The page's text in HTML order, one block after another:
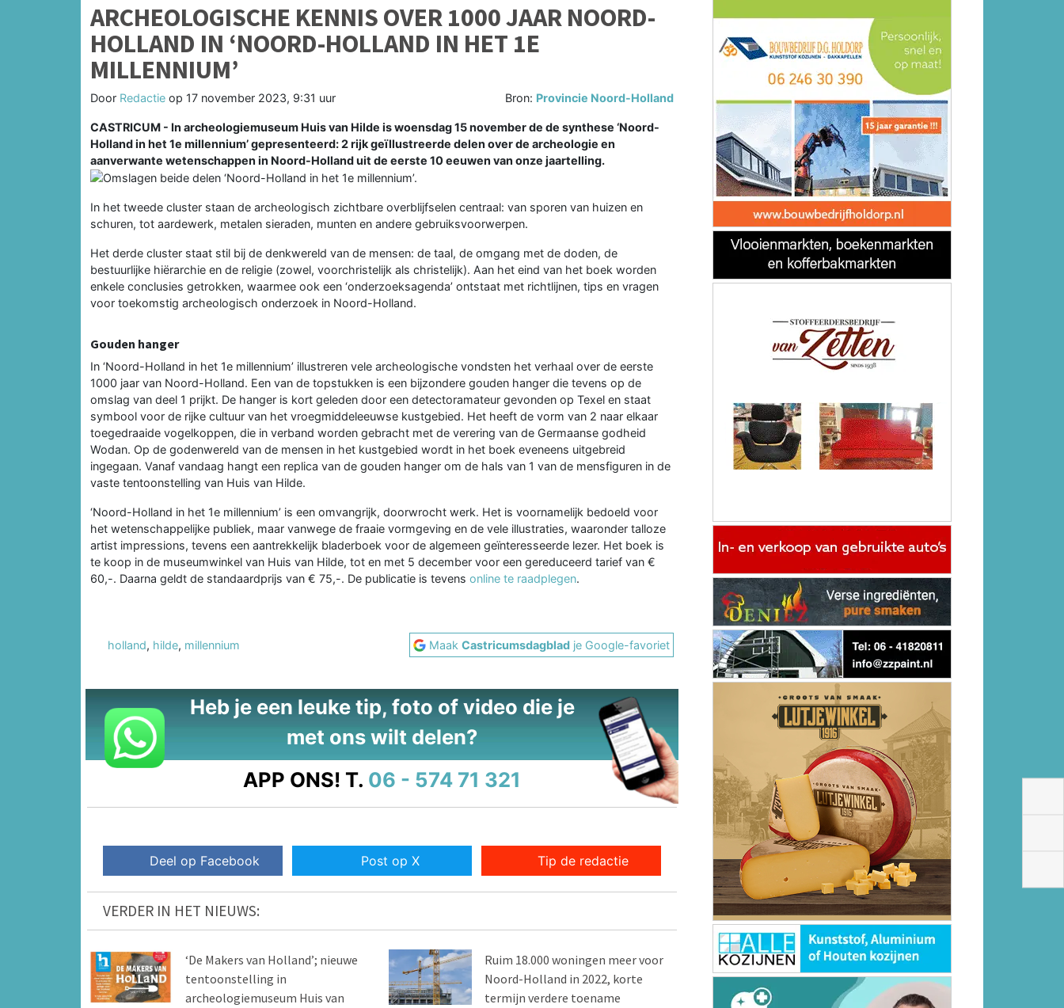
ARCHEOLOGISCHE KENNIS OVER 1000 JAAR NOORD-
HOLLAND IN ‘NOORD-HOLLAND IN HET 1E
MILLENNIUM’
Door Redactie op 17 november 2023, 9:31 uur Bron: Provincie Noord-Holland
CASTRICUM - In archeologiemuseum Huis van Hilde is woensdag 15 november de de synthese ‘Noord-
Holland in het 1e millennium’ gepresenteerd: 2 rijk geïllustreerde delen over de archeologie en
aanverwante wetenschappen in Noord-Holland uit de eerste 10 eeuwen van onze jaartelling.
In het tweede cluster staan de archeologisch zichtbare overblijfselen centraal: van sporen van huizen en
schuren, tot aardewerk, metalen sieraden, munten en andere gebruiksvoorwerpen.
Het derde cluster staat stil bij de denkwereld van de mensen: de taal, de omgang met de doden, de
bestuurlijke hiërarchie en de religie (zowel, voorchristelijk als christelijk). Aan het eind van het boek worden
enkele conclusies getrokken, waarmee ook een ‘onderzoeksagenda’ ontstaat met richtlijnen, tips en vragen
voor toekomstig archeologisch onderzoek in Noord-Holland.
Gouden hanger
In ‘Noord-Holland in het 1e millennium’ illustreren vele archeologische vondsten het verhaal over de eerste
1000 jaar van Noord-Holland. Een van de topstukken is een bijzondere gouden hanger die tevens op de
omslag van deel 1 prijkt. De hanger is kort geleden door een detectoramateur gevonden op Texel en staat
symbool voor de rijke cultuur van het vroegmiddeleeuwse kustgebied. Het heeft de vorm van 2 naar elkaar
toegedraaide vogelkoppen, die in verband worden gebracht met de verering van de Germaanse godheid
Wodan. Op de godenwereld van de mensen in het kustgebied wordt in het boek eveneens uitgebreid
ingegaan. Vanaf vandaag hangt een replica van de gouden hanger om de hals van 1 van de mensfiguren in de
vaste tentoonstelling van Huis van Hilde.
‘Noord-Holland in het 1e millennium’ is een omvangrijk, doorwrocht werk. Het is voornamelijk bedoeld voor
het wetenschappelijke publiek, maar vanwege de fraaie vormgeving en de vele illustraties, waaronder talloze
artist impressions, tevens een aantrekkelijk bladerboek voor de algemeen geïnteresseerde lezer. Het boek is
te koop in de museumwinkel van Huis van Hilde, tot en met 5 december voor een gereduceerd tarief van €
60,-. Daarna geldt de standaardprijs van € 75,-. De publicatie is tevens online te raadplegen.
holland, hilde, millennium MaakCastricumsdagblad je Google-favoriet
Heb je een leuke tip, foto of video die je
met ons wilt delen?
APP ONS! T. 06 - 574 71 321
Deel op Facebook Post op X Tip de redactie
VERDER IN HET NIEUWS:
‘De Makers van Holland’; nieuwe
tentoonstelling in
archeologiemuseum Huis van
Ruim 18.000 woningen meer voor
Noord-Holland in 2022, korte
termijn verdere toename